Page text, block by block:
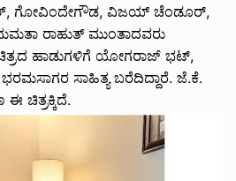
ಗೋವಿಂದೇಗೌಡ, ವಿಜಯ್ ಚೆಂಡೂರ್,
ರಾಹುತ್ ಮುಂತಾದವರು
ಚಿತ್ರದ ಹಾಡುಗಳಿಗೆ ಯೋಗರಾಜ್ ಭಟ್,
ಸಾಹಿತ್ಯ ಬರೆದಿದ್ದಾರೆ. ಜೆ.ಕೆ.
ಚಿತ್ರಕ್ಕಿದೆ.